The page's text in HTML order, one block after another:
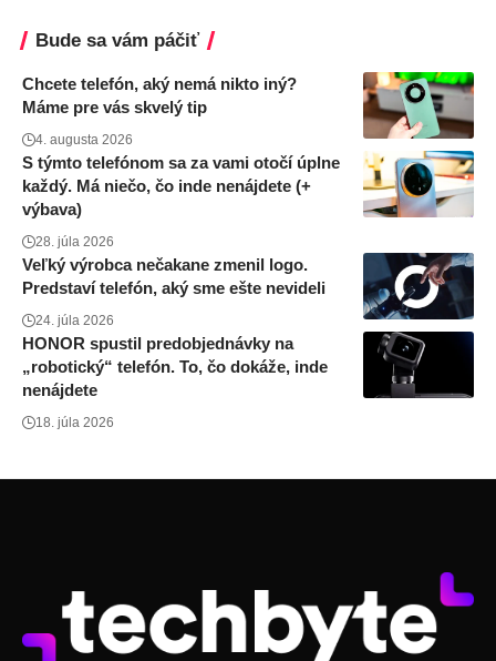
Bude sa vám páčiť
Chcete telefón, aký nemá nikto iný?
Máme pre vás skvelý tip
4. augusta 2026
S týmto telefónom sa za vami otočí úplne
každý. Má niečo, čo inde nenájdete (+
výbava)
28. júla 2026
Veľký výrobca nečakane zmenil logo.
Predstaví telefón, aký sme ešte nevideli
24. júla 2026
HONOR spustil predobjednávky na
„robotický“ telefón. To, čo dokáže, inde
nenájdete
18. júla 2026